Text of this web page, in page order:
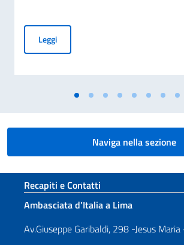
LeggiCommemorazione del 70°
Naviga nella sezione
Sezione footer
Recapiti e Contatti
Ambasciata d’Italia a Lima
Av.Giuseppe Garibaldi, 298 -Jesus